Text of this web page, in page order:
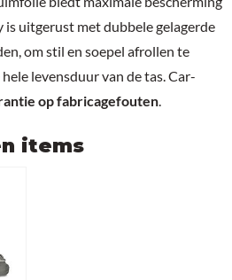
is uitgerust met dubbele gelagerde
om stil en soepel afrollen te
levensduur van de tas. Car-
op fabricagefouten.
items